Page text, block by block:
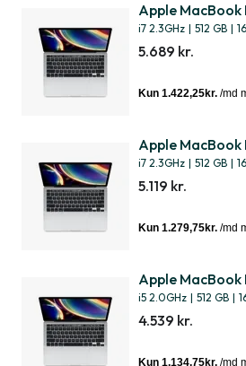
Apple MacBook
i7 2.3GHz | 512 GB |
5.689 kr.
Apple MacBook
i7 2.3GHz | 512 GB |
5.119 kr.
Apple MacBook
i5 2.0GHz | 512 GB |
4.539 kr.